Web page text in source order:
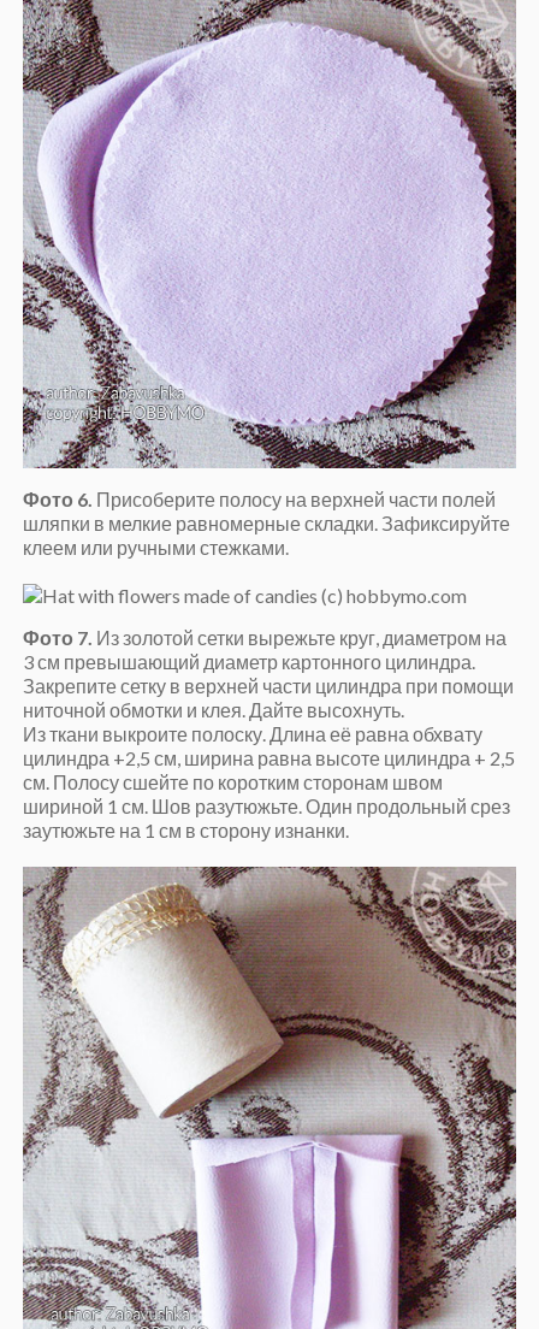
Фото 6. Присоберите полосу на верхней части полей
шляпки в мелкие равномерные складки. Зафиксируйте
клеем или ручными стежками.
Фото 7. Из золотой сетки вырежьте круг, диаметром на
3 см превышающий диаметр картонного цилиндра.
Закрепите сетку в верхней части цилиндра при помощи
ниточной обмотки и клея. Дайте высохнуть.
Из ткани выкроите полоску. Длина её равна обхвату
цилиндра +2,5 см, ширина равна высоте цилиндра + 2,5
см. Полосу сшейте по коротким сторонам швом
шириной 1 см. Шов разутюжьте. Один продольный срез
заутюжьте на 1 см в сторону изнанки.